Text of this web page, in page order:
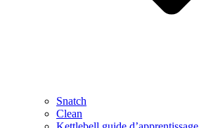
Snatch
Clean